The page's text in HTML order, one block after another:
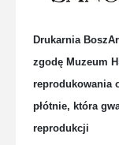
Drukarnia
zgodę Muzeum
reprodukowania
płótnie, która
reprodukcji